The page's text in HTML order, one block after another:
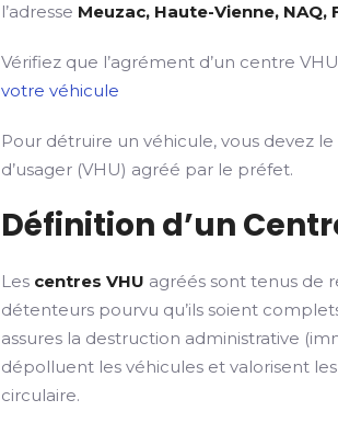
l’adresse Meuzac, Haute-Vienne, NAQ,
Vérifiez que l’agrément d’un centre
votre véhicule
Pour détruire un véhicule, vous devez
d’usager (VHU) agréé par le préfet.
Définition d’un
Les centres VHU agréés sont tenus de
détenteurs pourvu qu’ils soient
assures la destruction administrative
dépolluent les véhicules et valorisent
circulaire.